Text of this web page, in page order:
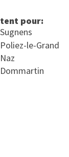
pour:
le-Grand